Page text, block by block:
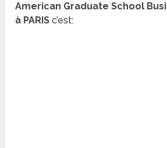
American Graduate School
à PARIS c’est: